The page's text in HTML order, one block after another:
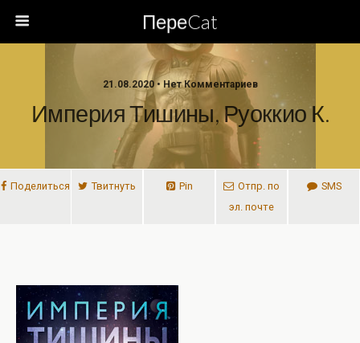
ПереCat
21.08.2020 • Нет Комментариев
Империя Тишины, Руоккио К.
Поделиться Твитнуть Pin
Отпр. по
эл. почте
SMS